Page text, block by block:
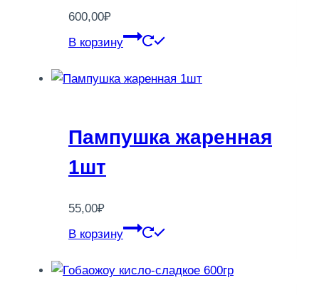
600,00₽
В корзину
Пампушка жаренная
1шт
55,00₽
В корзину